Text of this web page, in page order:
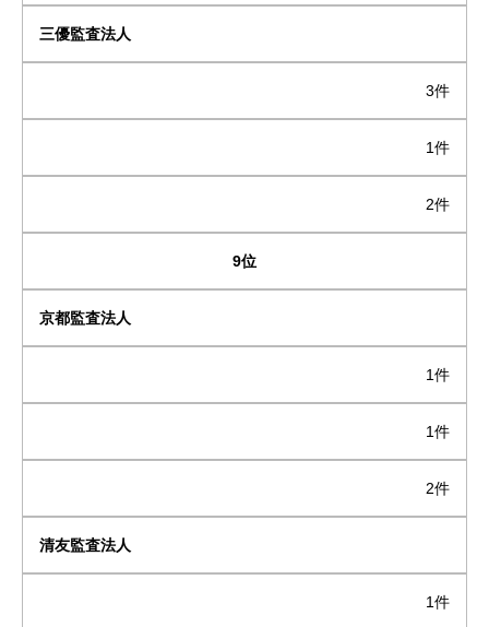
三優監査法人
3件
1件
2件
9位
京都監査法人
1件
1件
2件
清友監査法人
1件